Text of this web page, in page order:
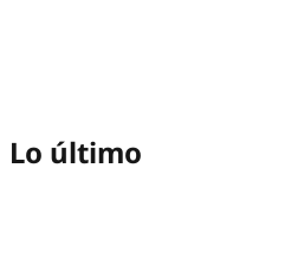
Lo último